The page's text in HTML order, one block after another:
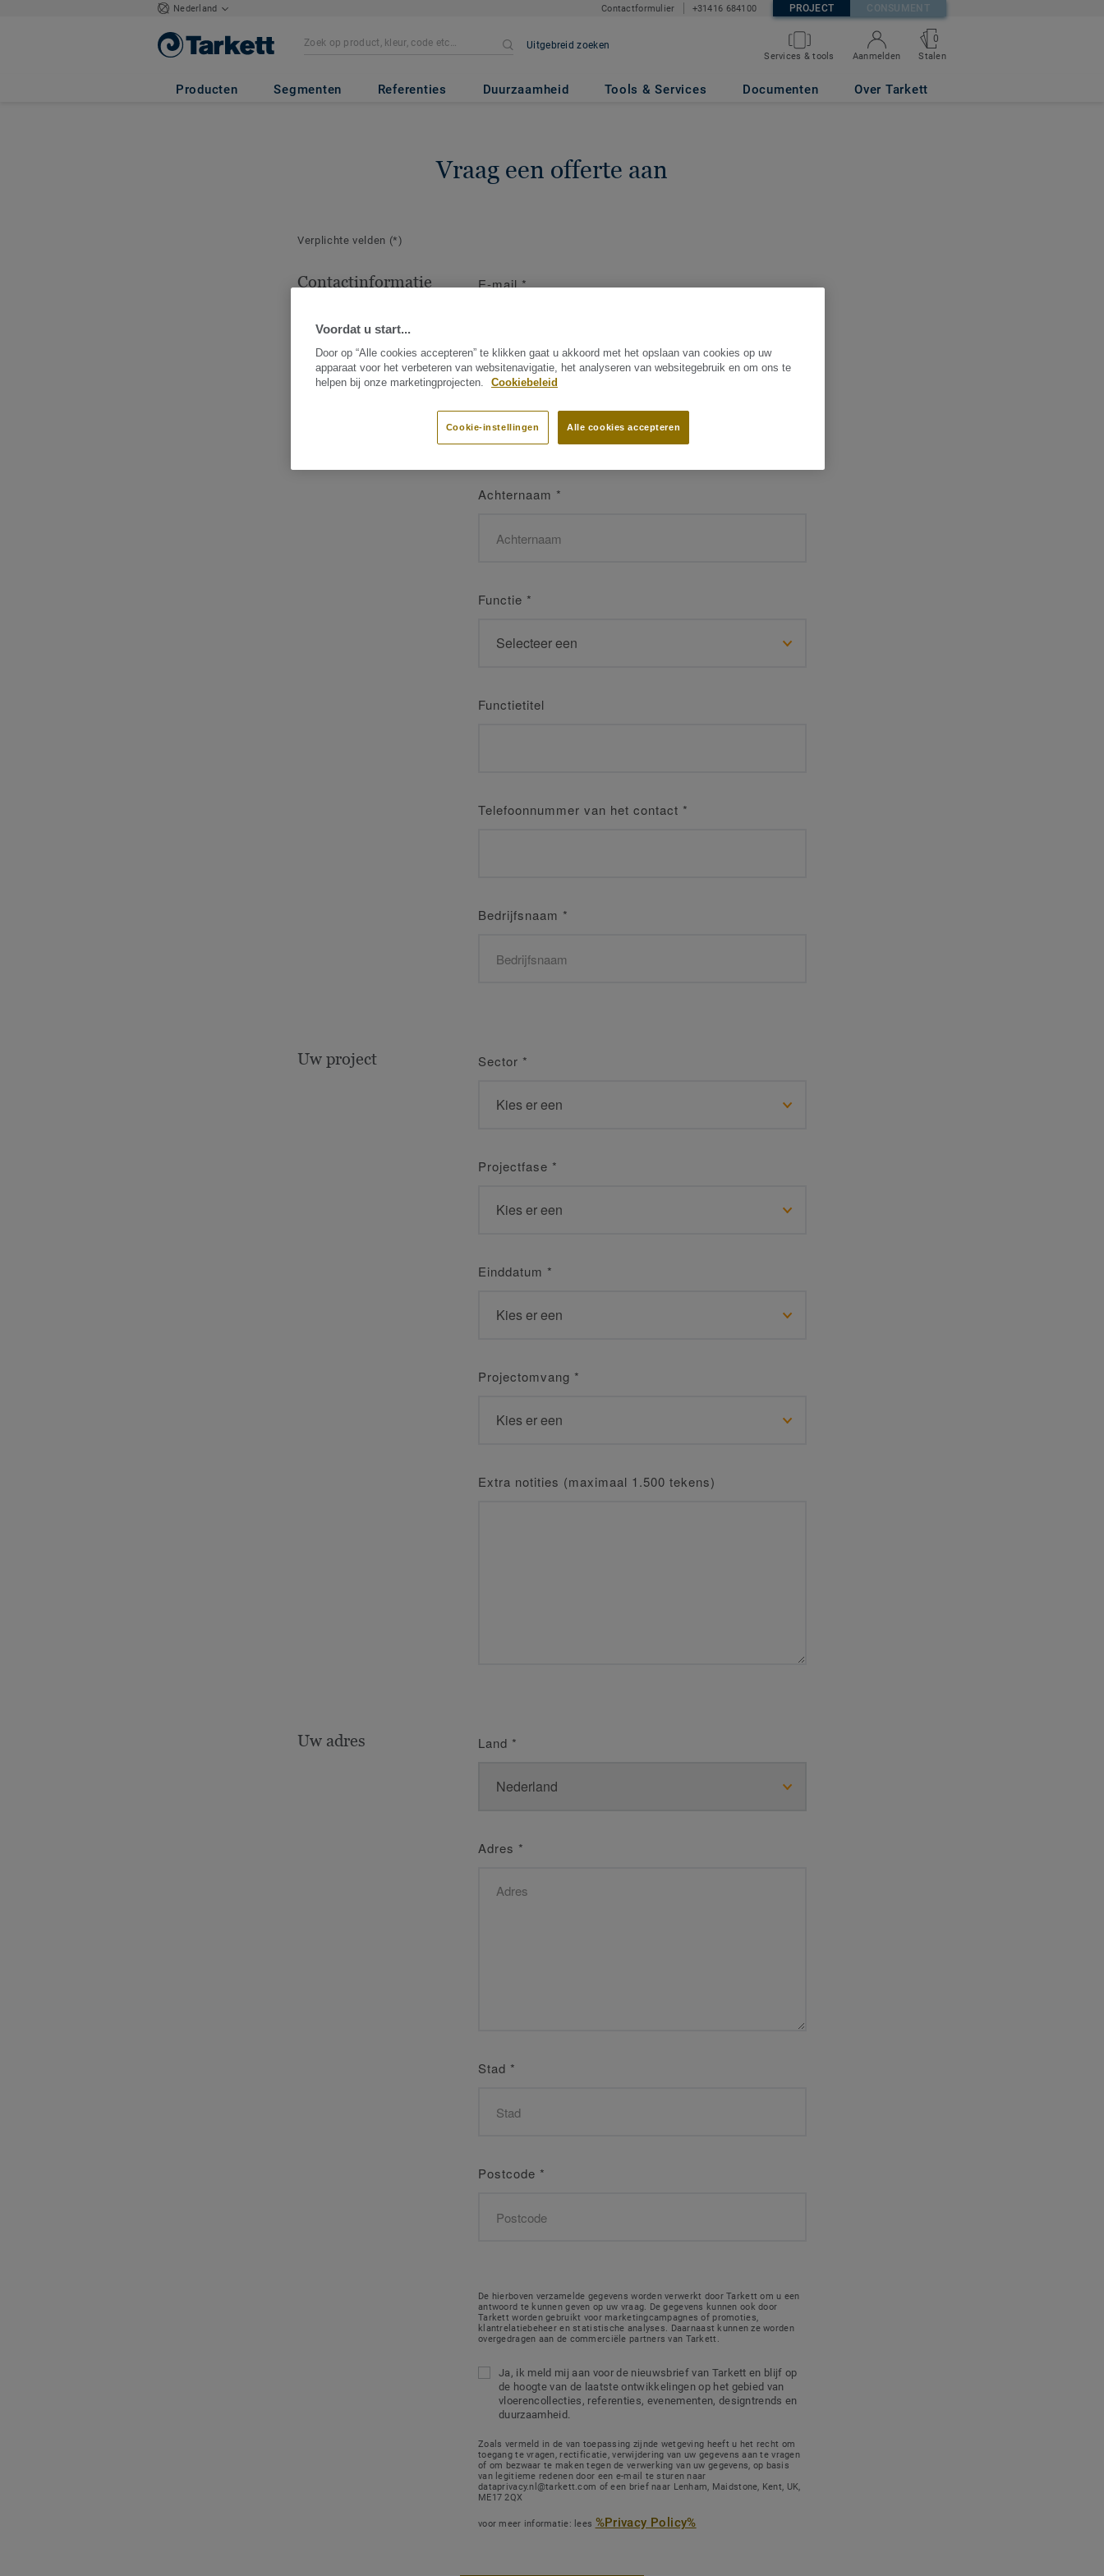
Nederland Contactformulier +31416 684100 PROJECT CONSUMENT
Uitgebreid zoeken
Services & tools Aanmelden
0
Stalen
Producten Segmenten Referenties Duurzaamheid Tools & Services Documenten Over Tarkett
Vraag een offerte aan
Verplichte velden (*)
Contactinformatie
deze bestelling.
E-mail*
Naam*
Achternaam *
Functie *
Functietitel
Telefoonnummer van het contact *
Bedrijfsnaam *
Uw project Sector *
Projectfase *
Einddatum *
Projectomvang *
Extra notities (maximaal 1.500 tekens)
Uw adres Land *
Adres *
Stad *
Postcode *
De hierboven verzamelde gegevens worden verwerkt door Tarkett om u een
antwoord te kunnen geven op uw vraag. De gegevens kunnen ook door
Tarkett worden gebruikt voor marketingcampagnes of promoties,
klantrelatiebeheer en statistische analyses. Daarnaast kunnen ze worden
overgedragen aan de commerciële partners van Tarkett.
Ja, ik meld mij aan voor de nieuwsbrief van Tarkett en blijf op
de hoogte van de laatste ontwikkelingen op het gebied van
vloerencollecties, referenties, evenementen, designtrends en
duurzaamheid.
Zoals vermeld in de van toepassing zijnde wetgeving heeft u het recht om
toegang te vragen, rectificatie, verwijdering van uw gegevens aan te vragen
of om bezwaar te maken tegen de verwerking van uw gegevens, op basis
van legitieme redenen door een e-mail te sturen naar
dataprivacy.nl@tarkett.com of een brief naar Lenham, Maidstone, Kent, UK,
ME17 2QX
voor meer informatie: lees %Privacy Policy%
Voordat u start...
Door op “Alle cookies accepteren” te klikken gaat u akkoord met het opslaan van cookies op uw
apparaat voor het verbeteren van websitenavigatie, het analyseren van websitegebruik en om ons te
helpen bij onze marketingprojecten.
Cookiebeleid
Alle cookies accepteren
Cookie-instellingen